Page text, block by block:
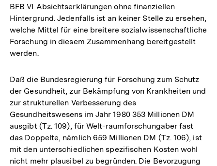
BFB VI Absichtserklärungen ohne finanziellen
Hintergrund. Jedenfalls ist an keiner Stelle zu ersehen,
welche Mittel für eine breitere sozialwissenschaftliche
Forschung in diesem Zusammenhang bereitgestellt
werden.
Daß die Bundesregierung für Forschung zum Schutz
der Gesundheit, zur Bekämpfung von Krankheiten und
zur strukturellen Verbesserung des
Gesundheitswesens im Jahr 1980 353 Millionen DM
ausgibt (Tz. 109), für Welt-raumforschungaber fast
das Doppelte, nämlich 659 Millionen DM (Tz. 106), ist
mit den unterschiedlichen spezifischen Kosten wohl
nicht mehr plausibel zu begründen. Die Bevorzugung